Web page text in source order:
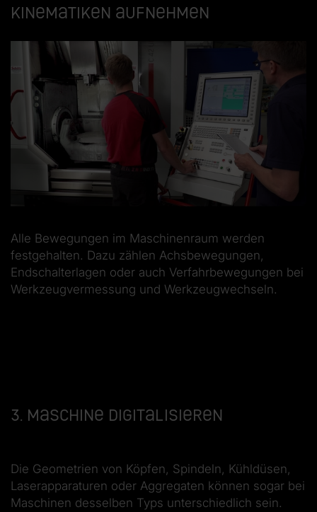
Kinematiken aufnehmen
Alle Bewegungen im Maschinenraum werden
festgehalten. Dazu zählen Achsbewegungen,
Endschalterlagen oder auch Verfahrbewegungen bei
Werkzeugvermessung und Werkzeugwechseln.
3. Maschine digitalisieren
Die Geometrien von Köpfen, Spindeln, Kühldüsen,
Laserapparaturen oder Aggregaten können sogar bei
Maschinen desselben Typs unterschiedlich sein.